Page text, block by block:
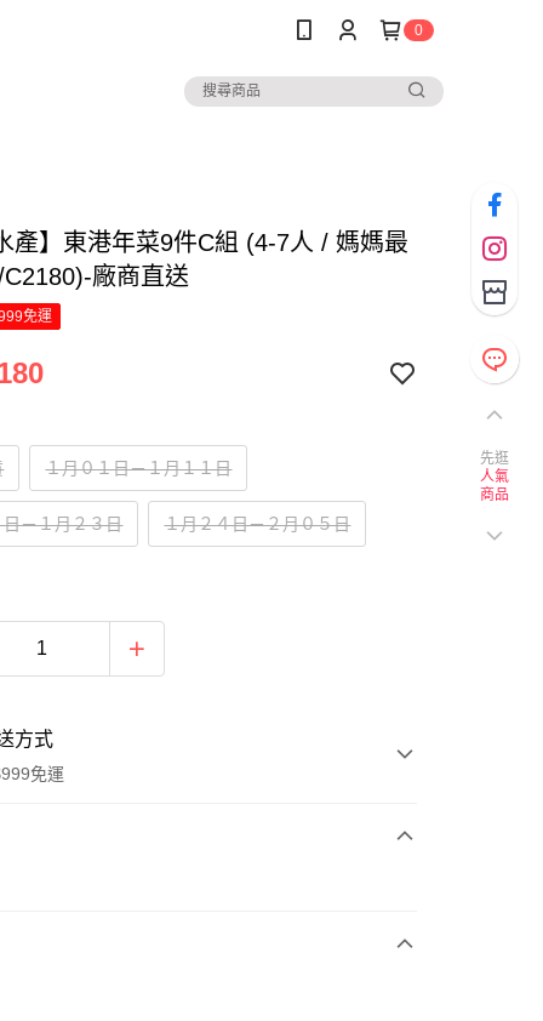
0
產】東港年菜9件C組 (4-7人 / 媽媽最
廠商直送
免運
１月０１日－１月１１日
－１月２３日 １月２４日－２月０５日
方式
免運
款
先逛
人氣
商品